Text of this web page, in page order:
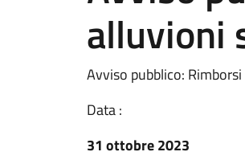
alluvioni
Avviso pubblico:
Data :
31 ottobre 2023